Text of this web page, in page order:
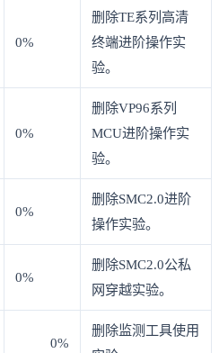
0%
删除TE系列高清
终端进阶操作实
验。
0%
删除VP96系列
MCU进阶操作实
验。
0%
删除SMC2.0进阶
操作实验。
0%
删除SMC2.0公私
网穿越实验。
0%
删除监测工具使用